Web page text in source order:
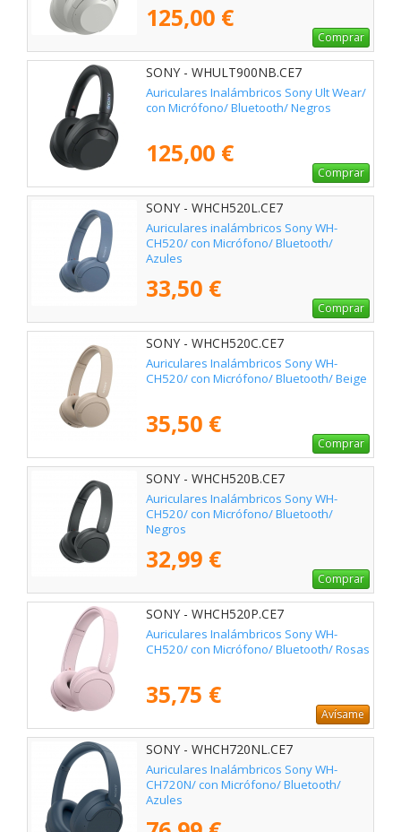
125,00 €
Comprar
SONY - WHULT900NB.CE7
Auriculares Inalámbricos Sony Ult Wear/
con Micrófono/ Bluetooth/ Negros
125,00 €
Comprar
SONY - WHCH520L.CE7
Auriculares inalámbricos Sony WH-
CH520/ con Micrófono/ Bluetooth/
Azules
33,50 €
Comprar
SONY - WHCH520C.CE7
Auriculares Inalámbricos Sony WH-
CH520/ con Micrófono/ Bluetooth/ Beige
35,50 €
Comprar
SONY - WHCH520B.CE7
Auriculares Inalámbricos Sony WH-
CH520/ con Micrófono/ Bluetooth/
Negros
32,99 €
Comprar
SONY - WHCH520P.CE7
Auriculares Inalámbricos Sony WH-
CH520/ con Micrófono/ Bluetooth/ Rosas
35,75 €
Avísame
SONY - WHCH720NL.CE7
Auriculares Inalámbricos Sony WH-
CH720N/ con Micrófono/ Bluetooth/
Azules